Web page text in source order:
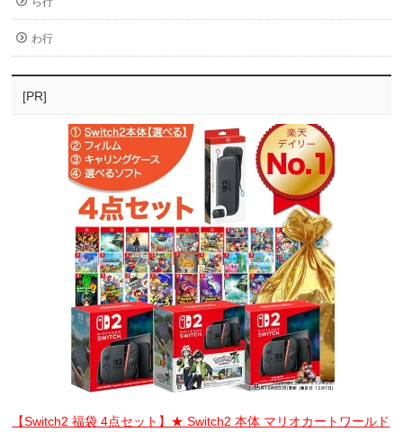
わ行
[PR]
【Switch2 福袋 4点セット】★ Switch2 本体 マリオカートワールド